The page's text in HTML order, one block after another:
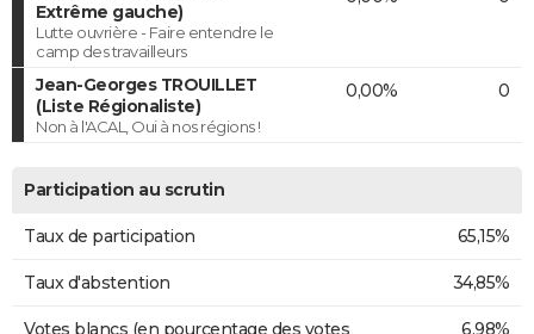
Extrême gauche)
Lutte ouvrière - Faire entendre le
camp des travailleurs
Jean-Georges TROUILLET
(Liste Régionaliste)
Non à l'ACAL, Oui à nos régions !
0,00% 0
Participation au scrutin
Taux de participation 65,15%
Taux d'abstention 34,85%
Votes blancs (en pourcentage des votes
6,98%